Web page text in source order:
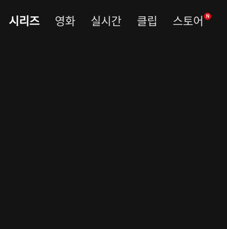
시리즈 영화 실시간 클립 스토어 N